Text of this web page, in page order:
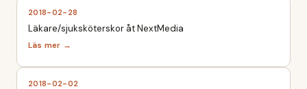
2018-02-28
Läkare/sjuksköterskor åt NextMedia
2018-02-02